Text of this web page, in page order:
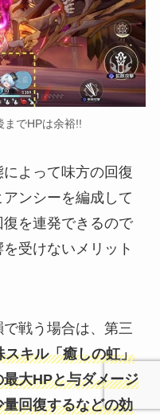
までHPは余裕!!
よって味方の回復
ンシーを編成して
を連発できるので
受けないメリット
戦う場合は、第三
スキル「癒しの虹」
大HPと与ダメージ
回復するなどの効